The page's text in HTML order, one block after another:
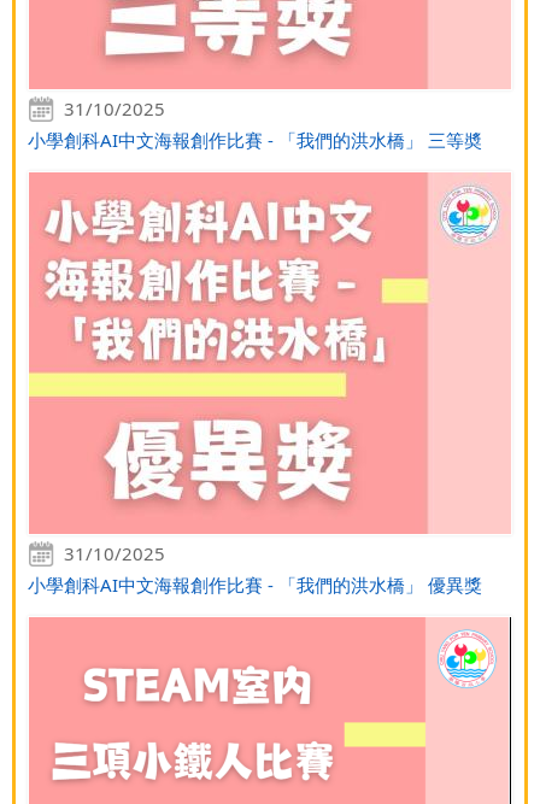
31/10/2025
小學創科AI中文海報創作比賽 - 「我們的洪水橋」 三等奬
31/10/2025
小學創科AI中文海報創作比賽 - 「我們的洪水橋」 優異獎